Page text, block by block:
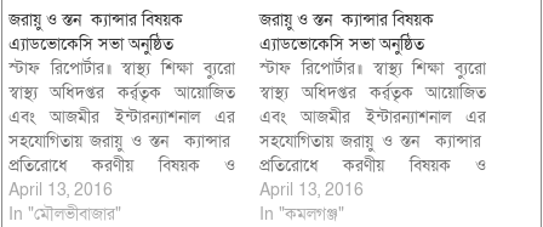
জরায়ু ও স্তন ক্যান্সার বিষয়ক
এ্যাডভোকেসি সভা অনুষ্ঠিত
স্টাফ রিপোর্টার॥ স্বাস্থ্য শিক্ষা ব্যুরো
স্বাস্থ্য অধিদপ্তর কর্র্তৃক আয়োজিত
এবং আজমীর ইন্টারন্যাশনাল এর
সহযোগিতায় জরায়ু ও স্তন ক্যান্সার
প্রতিরোধে করণীয় বিষয়ক ও
প্রচারাভিযান এর লক্ষ্যে এ্যাডভোকেসি
সভা ১১ এপ্রিল সোমবার সিভিল
April 13, 2016
In "মৌলভীবাজার"
জরায়ু ও স্তন ক্যান্সার বিষয়ক
এ্যাডভোকেসি সভা অনুষ্ঠিত
স্টাফ রিপোর্টার॥ স্বাস্থ্য শিক্ষা ব্যুরো
স্বাস্থ্য অধিদপ্তর কর্র্তৃক আয়োজিত
এবং আজমীর ইন্টারন্যাশনাল এর
সহযোগিতায় জরায়ু ও স্তন ক্যান্সার
প্রতিরোধে করণীয় বিষয়ক ও
প্রচারাভিযান এর লক্ষ্যে এ্যাডভোকেসি
সভা ১১ এপ্রিল সোমবার সিভিল
April 13, 2016
In "কমলগঞ্জ"